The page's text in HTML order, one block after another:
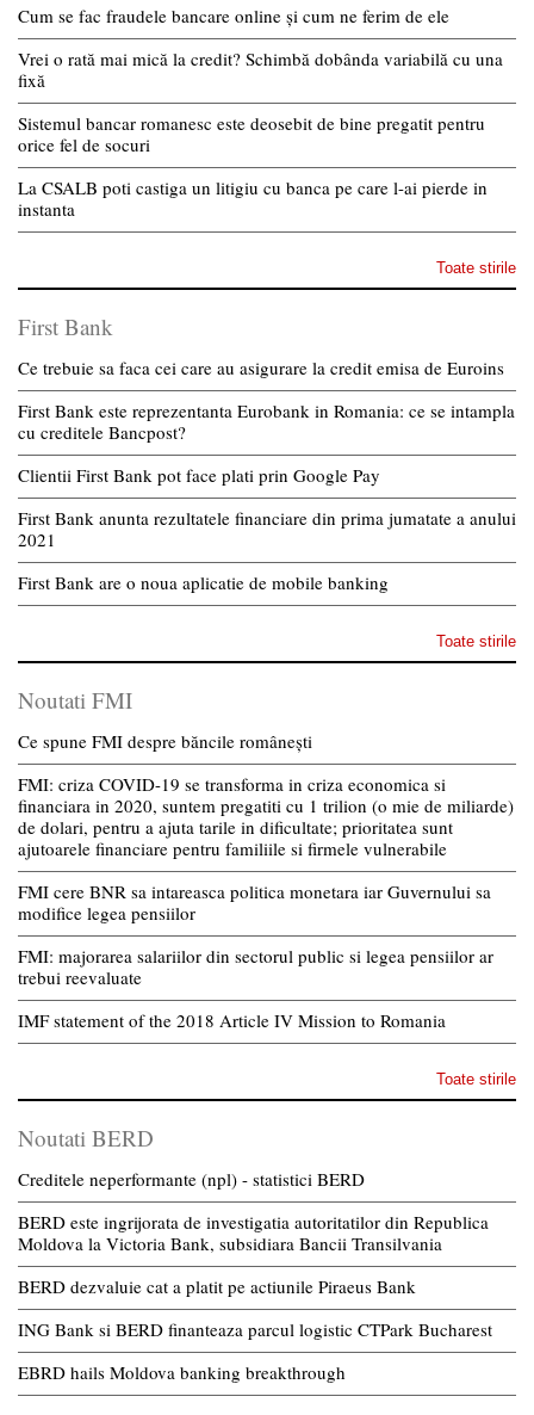
Cum se fac fraudele bancare online și cum ne ferim de ele
Vrei o rată mai mică la credit? Schimbă dobânda variabilă cu una
fixă
Sistemul bancar romanesc este deosebit de bine pregatit pentru
orice fel de socuri
La CSALB poti castiga un litigiu cu banca pe care l-ai pierde in
instanta
Toate stirile
First Bank
Ce trebuie sa faca cei care au asigurare la credit emisa de Euroins
First Bank este reprezentanta Eurobank in Romania: ce se intampla
cu creditele Bancpost?
Clientii First Bank pot face plati prin Google Pay
First Bank anunta rezultatele financiare din prima jumatate a anului
2021
First Bank are o noua aplicatie de mobile banking
Toate stirile
Noutati FMI
Ce spune FMI despre băncile românești
FMI: criza COVID-19 se transforma in criza economica si
financiara in 2020, suntem pregatiti cu 1 trilion (o mie de miliarde)
de dolari, pentru a ajuta tarile in dificultate; prioritatea sunt
ajutoarele financiare pentru familiile si firmele vulnerabile
FMI cere BNR sa intareasca politica monetara iar Guvernului sa
modifice legea pensiilor
FMI: majorarea salariilor din sectorul public si legea pensiilor ar
trebui reevaluate
IMF statement of the 2018 Article IV Mission to Romania
Toate stirile
Noutati BERD
Creditele neperformante (npl) - statistici BERD
BERD este ingrijorata de investigatia autoritatilor din Republica
Moldova la Victoria Bank, subsidiara Bancii Transilvania
BERD dezvaluie cat a platit pe actiunile Piraeus Bank
ING Bank si BERD finanteaza parcul logistic CTPark Bucharest
EBRD hails Moldova banking breakthrough